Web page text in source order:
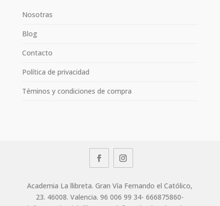
Nosotras
Blog
Contacto
Política de privacidad
Téminos y condiciones de compra
Academia La llibreta. Gran Vía Fernando el Católico,
23. 46008. Valencia. 96 006 99 34- 666875860-